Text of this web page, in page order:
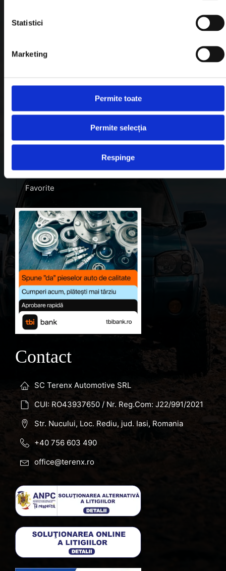
Statistici
Marketing
Permite toate
Permite selecția
Respinge
Link-uri rapide
Contact
Contul meu
Favorite
Contact
SC Terenx Automotive SRL
CUI: RO43937650 / Nr. Reg.Com: J22/991/2021
Str. Nucului, Loc. Rediu, jud. Iasi, Romania
+40 756 603 490
office@terenx.ro